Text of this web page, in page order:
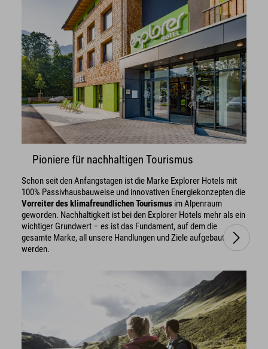
Pioniere für nachhaltigen Tourismus
Schon seit den Anfangstagen ist die Marke Explorer Hotels mit
100% Passivhausbauweise und innovativen Energiekonzepten die
Vorreiter des klimafreundlichen Tourismus im Alpenraum
geworden. Nachhaltigkeit ist bei den Explorer Hotels mehr als ein
wichtiger Grundwert – es ist das Fundament, auf dem die
gesamte Marke, all unsere Handlungen und Ziele aufgebaut
werden.